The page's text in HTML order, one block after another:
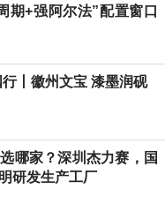
期+强阿尔法”配置窗口
丨徽州文宝 漆墨润砚
哪家？深圳杰力赛，国
研发生产工厂